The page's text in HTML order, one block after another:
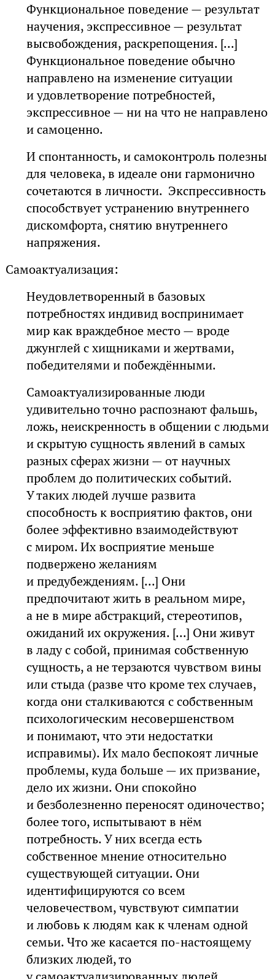
Функциональное поведение — результат
научения, экспрессивное — результат
высвобождения, раскрепощения. [...]
Функциональное поведение обычно
направлено на изменение ситуации
и удовлетворение потребностей,
экспрессивное — ни на что не направлено
и самоценно.
И спонтанность, и самоконтроль полезны
для человека, в идеале они гармонично
сочетаются в личности. Экспрессивность
способствует устранению внутреннего
дискомфорта, снятию внутреннего
напряжения.
Самоактуализация:
Неудовлетворенный в базовых
потребностях индивид воспринимает
мир как враждебное место — вроде
джунглей с хищниками и жертвами,
победителями и побеждёнными.
Самоактуализированные люди
удивительно точно распознают фальшь,
ложь, неискренность в общении с людьми
и скрытую сущность явлений в самых
разных сферах жизни — от научных
проблем до политических событий.
У таких людей лучше развита
способность к восприятию фактов, они
более эффективно взаимодействуют
с миром. Их восприятие меньше
подвержено желаниям
и предубеждениям. [...] Они
предпочитают жить в реальном мире,
а не в мире абстракций, стереотипов,
ожиданий их окружения. [...] Они живут
в ладу с собой, принимая собственную
сущность, а не терзаются чувством вины
или стыда (разве что кроме тех случаев,
когда они сталкиваются с собственным
психологическим несовершенством
и понимают, что эти недостатки
исправимы). Их мало беспокоят личные
проблемы, куда больше — их призвание,
дело их жизни. Они спокойно
и безболезненно переносят одиночество;
более того, испытывают в нём
потребность. У них всегда есть
собственное мнение относительно
существующей ситуации. Они
идентифицируются со всем
человечеством, чувствуют симпатии
и любовь к людям как к членам одной
семьи. Что же касается по-настоящему
близких людей, то